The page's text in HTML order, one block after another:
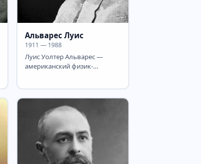
Альварес Луис
1911 — 1988
Луис Уолтер Альварес —
американский физик-